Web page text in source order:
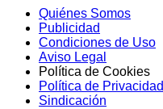
Quiénes Somos
Publicidad
Condiciones de Uso
Aviso Legal
Política de Cookies
Política de Privacidad
Sindicación